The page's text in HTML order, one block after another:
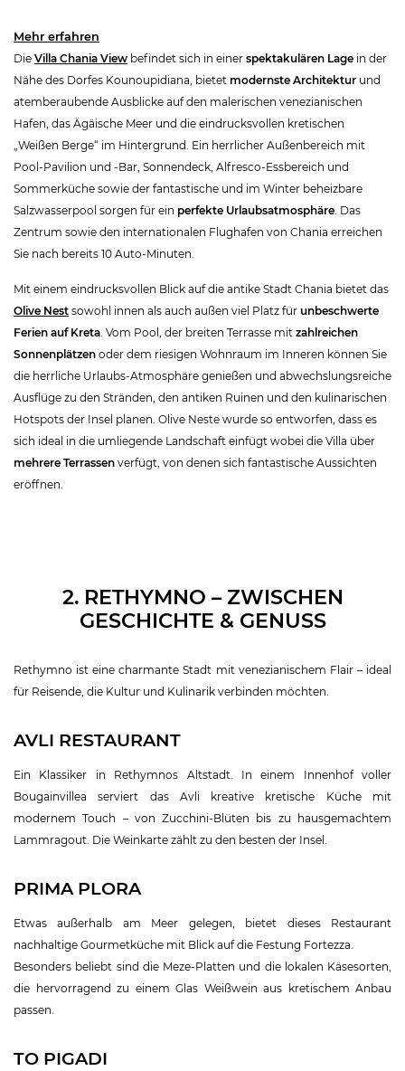
Mehr erfahren
Die Villa Chania View befindet sich in einer spektakulären Lage in der
Nähe des Dorfes Kounoupidiana, bietet modernste Architektur und
atemberaubende Ausblicke auf den malerischen venezianischen
Hafen, das Ägäische Meer und die eindrucksvollen kretischen
„Weißen Berge“ im Hintergrund. Ein herrlicher Außenbereich mit
Pool-Pavilion und -Bar, Sonnendeck, Alfresco-Essbereich und
Sommerküche sowie der fantastische und im Winter beheizbare
Salzwasserpool sorgen für ein perfekte Urlaubsatmosphäre. Das
Zentrum sowie den internationalen Flughafen von Chania erreichen
Sie nach bereits 10 Auto-Minuten.
Mit einem eindrucksvollen Blick auf die antike Stadt Chania bietet das
Olive Nest sowohl innen als auch außen viel Platz für unbeschwerte
Ferien auf Kreta. Vom Pool, der breiten Terrasse mit zahlreichen
Sonnenplätzen oder dem riesigen Wohnraum im Inneren können Sie
die herrliche Urlaubs-Atmosphäre genießen und abwechslungsreiche
Ausflüge zu den Stränden, den antiken Ruinen und den kulinarischen
Hotspots der Insel planen. Olive Neste wurde so entworfen, dass es
sich ideal in die umliegende Landschaft einfügt wobei die Villa über
mehrere Terrassen verfügt, von denen sich fantastische Aussichten
eröffnen.
2. RETHYMNO – ZWISCHEN
GESCHICHTE & GENUSS
Rethymno ist eine charmante Stadt mit venezianischem Flair – ideal
für Reisende, die Kultur und Kulinarik verbinden möchten.
AVLI RESTAURANT
Ein Klassiker in Rethymnos Altstadt. In einem Innenhof voller
Bougainvillea serviert das Avli kreative kretische Küche mit
modernem Touch – von Zucchini-Blüten bis zu hausgemachtem
Lammragout. Die Weinkarte zählt zu den besten der Insel.
PRIMA PLORA
Etwas außerhalb am Meer gelegen, bietet dieses Restaurant
nachhaltige Gourmetküche mit Blick auf die Festung Fortezza.
Besonders beliebt sind die Meze-Platten und die lokalen Käsesorten,
die hervorragend zu einem Glas Weißwein aus kretischem Anbau
passen.
TO PIGADI